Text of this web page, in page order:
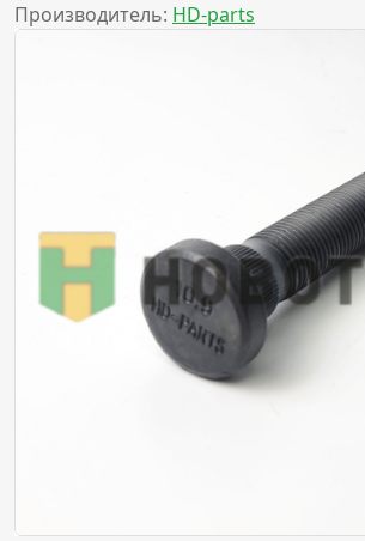
Производитель: HD-parts